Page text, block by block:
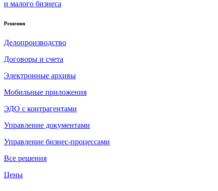
и малого бизнеса
Решения
Делопроизводство
Договоры и счета
Электронные архивы
Мобильные приложения
ЭДО с контрагентами
Управление документами
Управление бизнес-процессами
Все решения
Цены